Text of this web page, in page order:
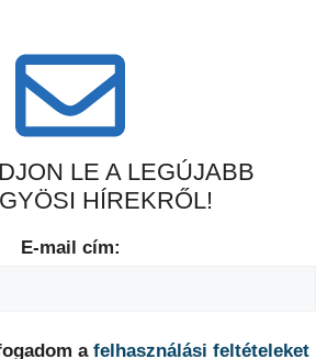
LE A LEGÚJABB
HÍREKRŐL!
E-mail cím:
a felhasználási feltételeket